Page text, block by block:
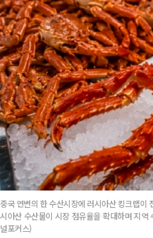
중국 연변의 한 수산시장에 러시아산 킹크랩이
시아산 수산물이 시장 점유율을 확대하며 지
널포커스)